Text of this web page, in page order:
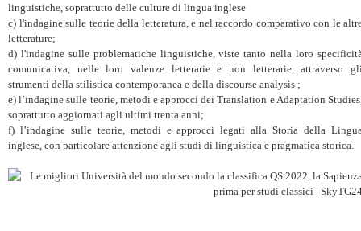
linguistiche, soprattutto delle culture di lingua inglese
c) l'indagine sulle teorie della letteratura, e nel raccordo comparativo con le
letterature;
d) l'indagine sulle problematiche linguistiche, viste tanto nella loro
comunicativa, nelle loro valenze letterarie e non letterarie, attraverso
strumenti della stilistica contemporanea e della discourse analysis ;
e) l’indagine sulle teorie, metodi e approcci dei Translation e Adaptation
soprattutto aggiornati agli ultimi trenta anni;
f) l’indagine sulle teorie, metodi e approcci legati alla Storia della
inglese, con particolare attenzione agli studi di linguistica e pragmatica storica.